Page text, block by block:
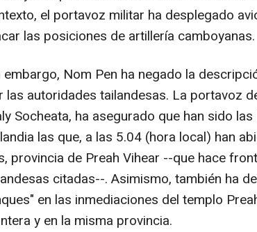
el portavoz militar ha desplegado
las posiciones de artillería camboyanas.
embargo, Nom Pen ha negado la
las autoridades tailandesas. La portavoz
Socheata, ha asegurado que han sido
las que, a las 5.04 (hora local) han
provincia de Preah Vihear --que hace
citadas--. Asimismo, también ha
en las inmediaciones del templo
y en la misma provincia.